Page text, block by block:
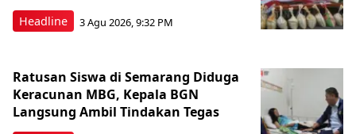
Headline 3 Agu 2026, 9:32 PM
Ratusan Siswa di Semarang Diduga
Keracunan MBG, Kepala BGN
Langsung Ambil Tindakan Tegas